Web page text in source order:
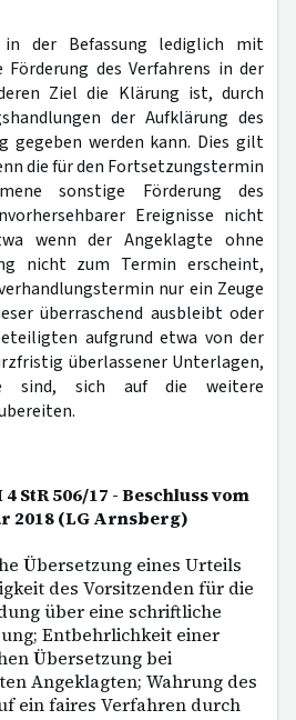
der Befassung lediglich mit
Förderung des Verfahrens in der
Ziel die Klärung ist, durch
der Aufklärung des
gegeben werden kann. Dies gilt
die für den Fortsetzungstermin
sonstige Förderung des
Ereignisse nicht
wenn der Angeklagte ohne
nicht zum Termin erscheint,
nur ein Zeuge
überraschend ausbleibt oder
aufgrund etwa von der
überlassener Unterlagen,
sind, sich auf die weitere
4 StR 506/17 - Beschluss vom
2018 (LG Arnsberg)
Übersetzung eines Urteils
des Vorsitzenden für die
über eine schriftliche
Entbehrlichkeit einer
Übersetzung bei
Angeklagten; Wahrung des
ein faires Verfahren durch